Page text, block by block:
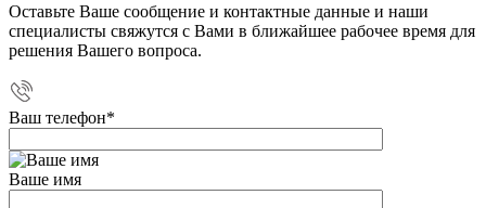
Оставьте Ваше сообщение и контактные данные и наши
специалисты свяжутся с Вами в ближайшее рабочее время для
решения Вашего вопроса.
Ваш телефон*
Ваше имя